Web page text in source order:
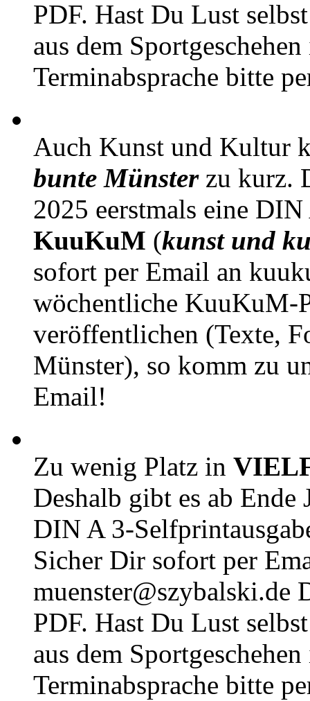
PDF. Hast Du Lust
aus dem
Terminabsprache bitte
Auch Kunst und Kultur
bunte Münsterzu kurz.
2025 eerstmals eine
KuuKuM (kunst und
sofort per Email an
wöchentliche KuuKuM-
veröffentlichen (Texte,
Münster), so komm zu
Email!
Zu wenig Platz in
Deshalb gibt es ab Ende
DIN A 3-
Sicher Dir sofort per
muenster@szybalski.de
PDF. Hast Du Lust
aus dem
Terminabsprache bitte